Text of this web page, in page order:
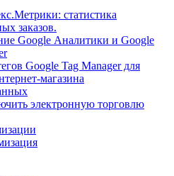
статистика
заказов.
Google Аналитики и Google
Google Tag Manager для
магазина
электронную торговлю